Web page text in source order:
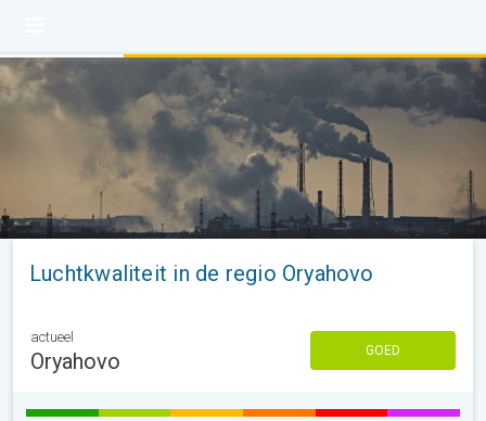
Luchtkwaliteit in de regio Oryahovo
actueel
Oryahovo GOED